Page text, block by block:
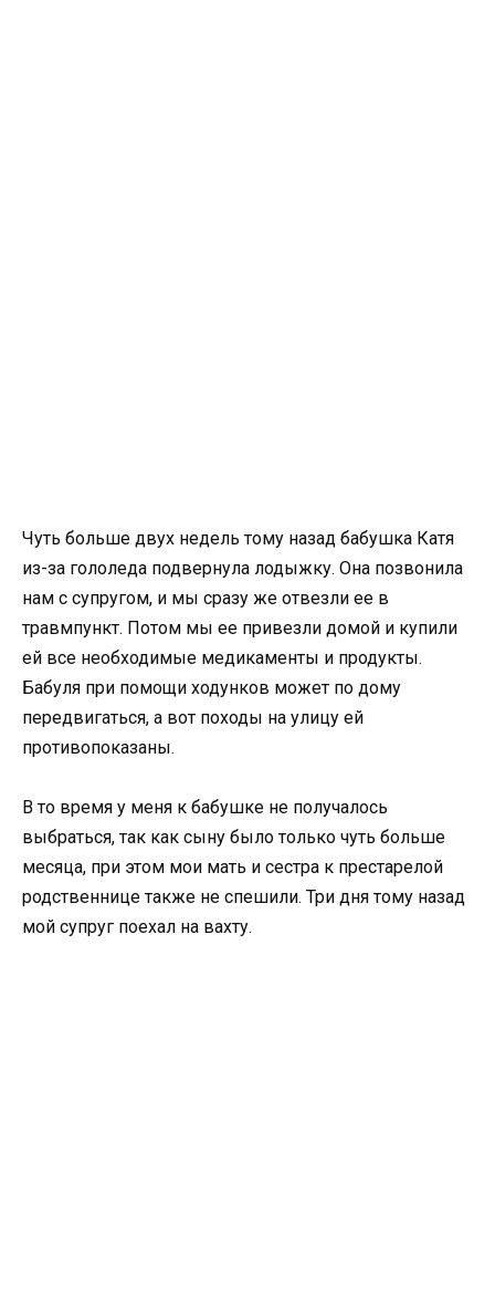
Чуть больше двух недель тому назад бабушка Катя
из-за гололеда подвернула лодыжку. Она позвонила
нам с супругом, и мы сразу же отвезли ее в
травмпункт. Потом мы ее привезли домой и купили
ей все необходимые медикаменты и продукты.
Бабуля при помощи ходунков может по дому
передвигаться, а вот походы на улицу ей
противопоказаны.
В то время у меня к бабушке не получалось
выбраться, так как сыну было только чуть больше
месяца, при этом мои мать и сестра к престарелой
родственнице также не спешили. Три дня тому назад
мой супруг поехал на вахту.